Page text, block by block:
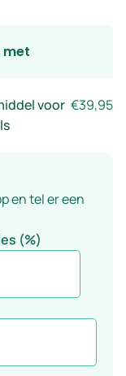
met
voor €39,95
en tel er een
(%)